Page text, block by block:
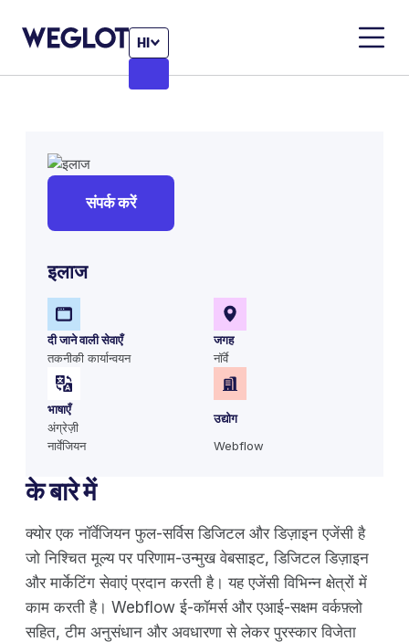
HI
संपर्क करें
इलाज
दी जाने वाली सेवाएँ
तकनीकी कार्यान्वयन
जगह
नॉर्वे
भाषाएँ
अंग्रेज़ी
नार्वेजियन
उद्योग
Webflow
के बारे में
क्योर एक नॉर्वेजियन फुल-सर्विस डिजिटल और डिज़ाइन एजेंसी है
जो निश्चित मूल्य पर परिणाम-उन्मुख वेबसाइट, डिजिटल डिज़ाइन
और मार्केटिंग सेवाएं प्रदान करती है। यह एजेंसी विभिन्न क्षेत्रों में
काम करती है। Webflow ई-कॉमर्स और एआई-सक्षम वर्कफ़्लो
सहित, टीम अनुसंधान और अवधारणा से लेकर पुरस्कार विजेता